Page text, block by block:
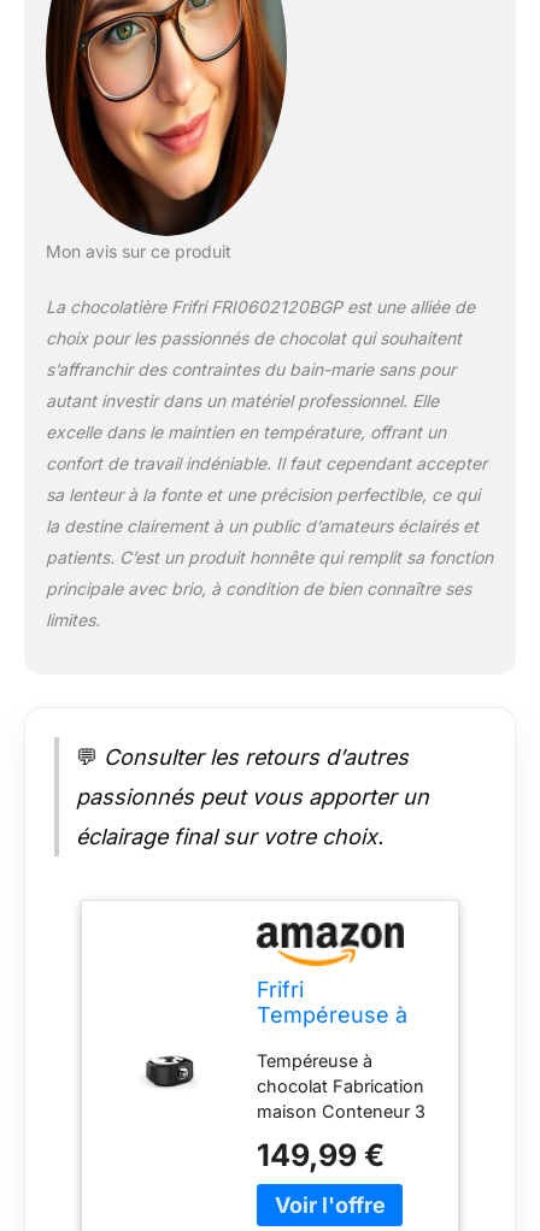
Mon avis sur ce produit
La chocolatière Frifri FRI0602120BGP est une alliée de
choix pour les passionnés de chocolat qui souhaitent
s’affranchir des contraintes du bain-marie sans pour
autant investir dans un matériel professionnel. Elle
excelle dans le maintien en température, offrant un
confort de travail indéniable. Il faut cependant accepter
sa lenteur à la fonte et une précision perfectible, ce qui
la destine clairement à un public d’amateurs éclairés et
patients. C’est un produit honnête qui remplit sa fonction
principale avec brio, à condition de bien connaître ses
limites.
💬 Consulter les retours d’autres
passionnés peut vous apporter un
éclairage final sur votre choix.
Frifri
Tempéreuse à
kg)
Professionnelle –
Chocolatière
avec Thermostat
Réglable,
Maintien au
Chaud, Fonte
Tempéreuse à
chocolat Fabrication
maison Conteneur 3
149,99 €